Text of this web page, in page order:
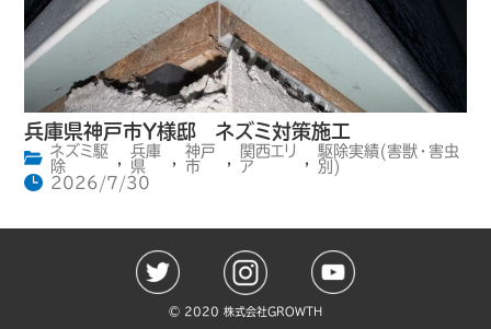
兵庫県神戸市Y様邸 ネズミ対策施工
ネズミ駆
除
兵庫
県
神戸
市
関西エリ
ア
駆除実績(害獣・害虫
別)
2026/7/30
©️ 2020 株式会社GROWTH